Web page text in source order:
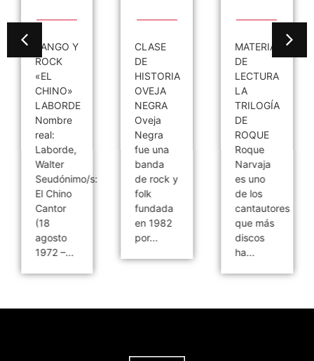
TANGO Y
ROCK
«EL
CHINO»
LABORDE
Nombre
real:
Laborde,
Walter
Seudónimo/s:
El Chino
Cantor
(18
agosto
1972 –...
CLASE
DE
HISTORIA
OVEJA
NEGRA
Oveja
Negra
fue una
banda
de rock y
folk
fundada
en 1982
por...
MATERIAL
DE
LECTURA
LA
TRILOGÍA
DE
ROQUE
Roque
Narvaja
es uno
de los
cantautores
que más
discos
ha...